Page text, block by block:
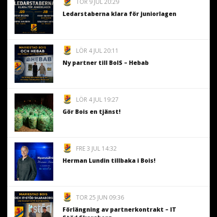
Ledarstaberna klara för juniorlagen
LÖR 4 JUL 20:11
Ny partner till BoIS – Hebab
LÖR 4 JUL 19:27
Gör Bois en tjänst!
FRE 3 JUL 14:32
Herman Lundin tillbaka i Bois!
TOR 25 JUN 09:36
Förlängning av partnerkontrakt – IT